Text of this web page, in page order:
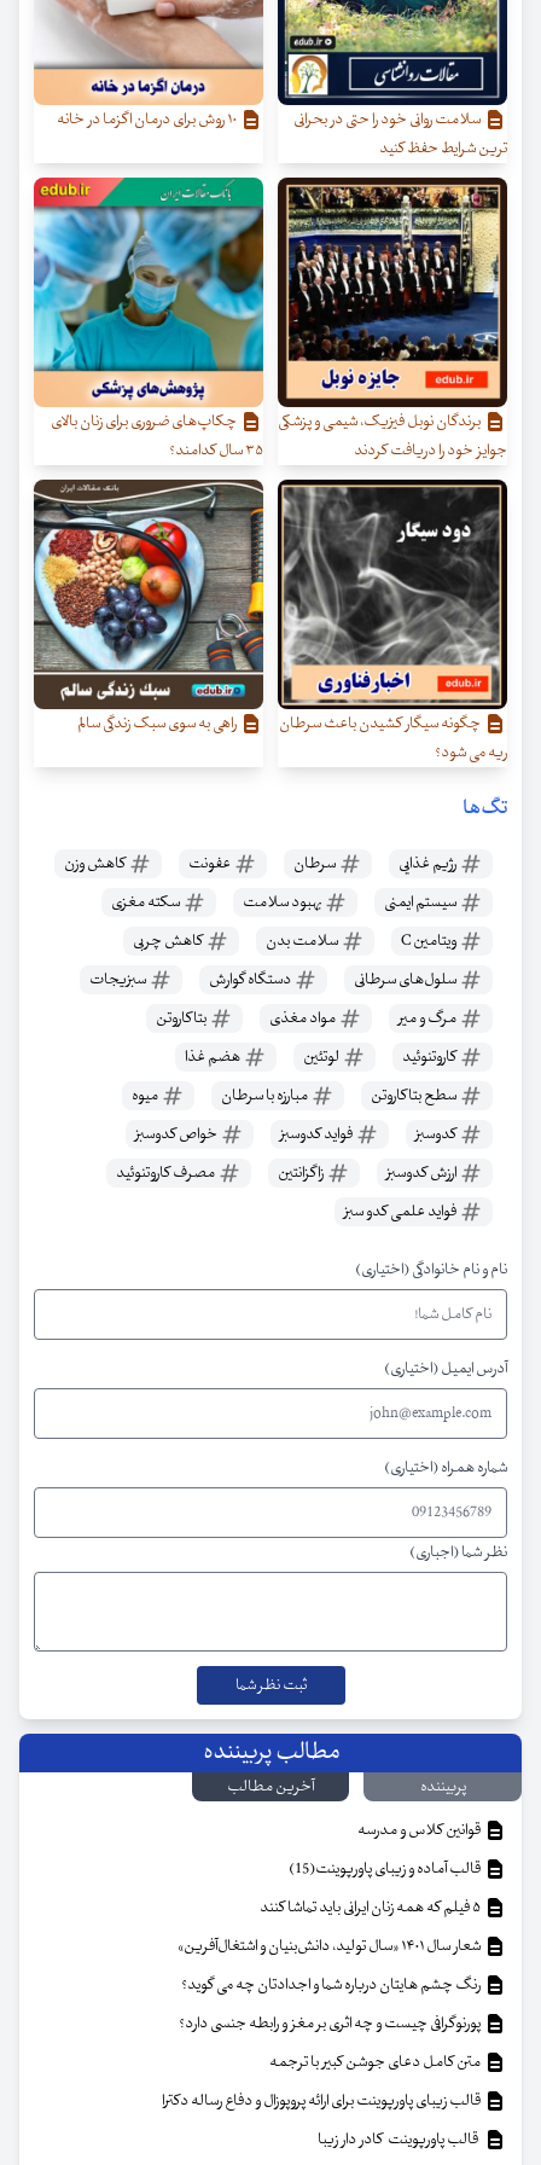
سلامت روانی خود را حتی در بحرانی
ترین شرایط حفظ کنید
برندگان نوبل فیزیک، شیمی و پزشکی
جوایز خود را دریافت کردند
چکاپ‌های ضروری برای زنان بالای
۳۵ سال کدامند؟
چگونه سیگار کشیدن باعث سرطان
ریه می شود؟
راهی به سوی سبک زندگی سالم
تگ‌ها
رژیم غذایی سرطان عفونت
کاهش وزن
سیستم ایمنی
بهبود سلامت
سکته مغزی
ویتامین C
سلامت بدن
کاهش چربی
سلول‌های سرطانی
دستگاه گوارش
سبزیجات
مرگ و میر
مواد مغذی
بتاکاروتن
کاروتنوئید
لوتئین
هضم غذا
سطح بتاکاروتن
مبارزه با سرطان
میوه
کدوسبز
فواید کدوسبز
خواص کدوسبز
ارزش کدوسبز
زاگزانتین
مصرف کاروتنوئید‌
فواید علمی کدو سبز
نام و نام خانوادگی (اختیاری)
آدرس ایمیل (اختیاری)
شماره همراه (اختیاری)
نظر شما (اجباری)
مطالب پربیننده
پربیننده
آخرین مطالب
قوانین کلاس و مدرسه
قالب آماده و زیبای پاورپوینت(15)
شعار سال ۱۴۰۱ «سال تولید، دانش‌بنیان و اشتغال‌آفرین»
رنگ چشم هایتان درباره شما و اجدادتان چه می گوید؟
پورنوگرافی چیست و چه اثری بر مغز و رابطه جنسی دارد؟
متن کامل دعای جوشن کبیر با ترجمه
قالب زیبای پاورپوینت برای ارائه پروپوزال و دفاع رساله دکترا
قالب پاورپوینت کادر دار زیبا